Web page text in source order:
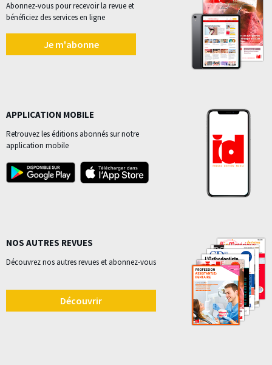
Abonnez-vous pour recevoir la revue et
bénéficiez des services en ligne
Je m'abonne
APPLICATION MOBILE
Retrouvez les éditions abonnés sur notre
application mobile
NOS AUTRES REVUES
Découvrez nos autres revues et abonnez-vous
Découvrir